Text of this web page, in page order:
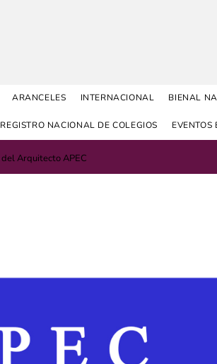
ARANCELES INTERNACIONAL BIENAL
REGISTRO NACIONAL DE COLEGIOS EVENTOS
Arquitecto APEC